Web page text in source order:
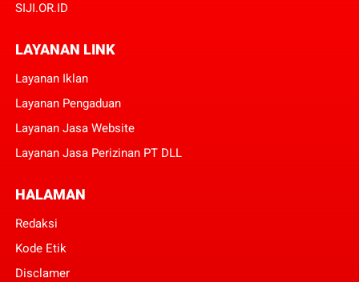
SIJI.OR.ID
LAYANAN LINK
Layanan Iklan
Layanan Pengaduan
Layanan Jasa Website
Layanan Jasa Perizinan PT DLL
HALAMAN
Redaksi
Kode Etik
Disclamer